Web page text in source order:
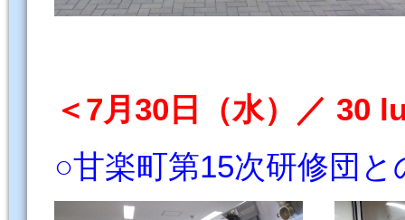
＜7月30日（水）／ 30
○甘楽町第15次研修団と